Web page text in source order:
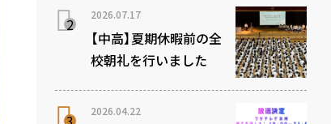
2026.07.17
【中高】夏期休暇前の全
校朝礼を行いました
2026.04.22